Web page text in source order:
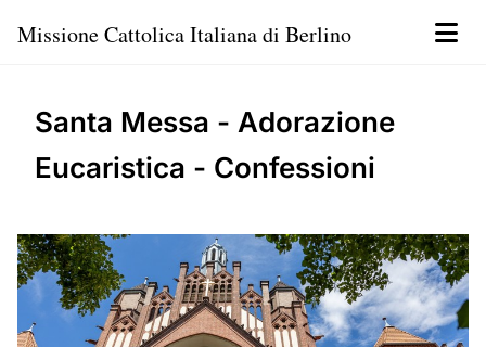
Missione Cattolica Italiana di Berlino
Santa Messa - Adorazione
Eucaristica - Confessioni